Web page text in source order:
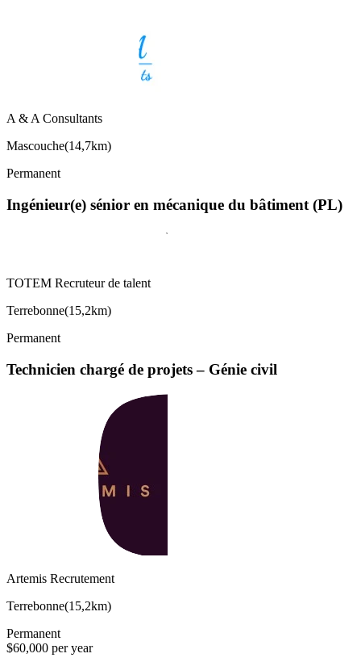
A & A Consultants
Mascouche(14,7km)
Permanent
Ingénieur(e) sénior en mécanique du bâtiment (PL)
TOTEM Recruteur de talent
Terrebonne(15,2km)
Permanent
Technicien chargé de projets – Génie civil
Artemis Recrutement
Terrebonne(15,2km)
Permanent
$60,000 per year